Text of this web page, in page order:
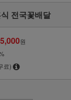
전국꽃배달
원
료)